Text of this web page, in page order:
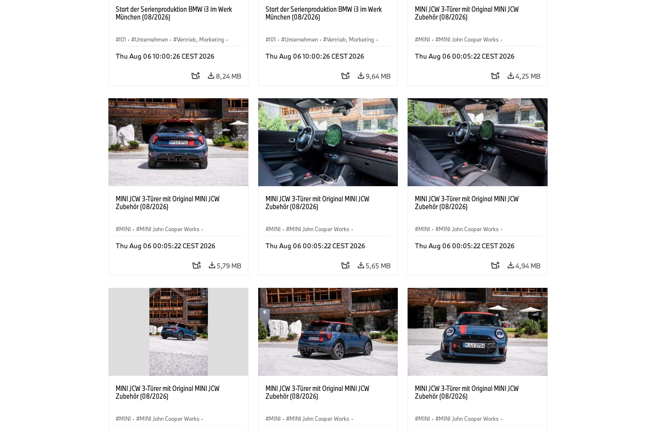
Start der Serienproduktion BMW i3 im Werk
München (08/2026)
I01 · Unternehmen · Vertrieb, Marketing ·
Thu Aug 06 10:00:26 CEST 2026
8,24 MB
Start der Serienproduktion BMW i3 im Werk
München (08/2026)
I01 · Unternehmen · Vertrieb, Marketing ·
Thu Aug 06 10:00:26 CEST 2026
9,64 MB
MINI JCW 3-Türer mit Original MINI JCW
Zubehör (08/2026)
MINI · MINI John Cooper Works ·
Sonderausstattungen, Zubehör
Thu Aug 06 00:05:22 CEST 2026
4,25 MB
MINI JCW 3-Türer mit Original MINI JCW
Zubehör (08/2026)
MINI · MINI John Cooper Works ·
Sonderausstattungen, Zubehör
Thu Aug 06 00:05:22 CEST 2026
5,79 MB
MINI JCW 3-Türer mit Original MINI JCW
Zubehör (08/2026)
MINI · MINI John Cooper Works ·
Sonderausstattungen, Zubehör
Thu Aug 06 00:05:22 CEST 2026
5,65 MB
MINI JCW 3-Türer mit Original MINI JCW
Zubehör (08/2026)
MINI · MINI John Cooper Works ·
Sonderausstattungen, Zubehör
Thu Aug 06 00:05:22 CEST 2026
4,94 MB
MINI JCW 3-Türer mit Original MINI JCW
Zubehör (08/2026)
MINI · MINI John Cooper Works ·
MINI JCW 3-Türer mit Original MINI JCW
Zubehör (08/2026)
MINI · MINI John Cooper Works ·
MINI JCW 3-Türer mit Original MINI JCW
Zubehör (08/2026)
MINI · MINI John Cooper Works ·